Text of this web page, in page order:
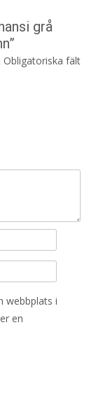
grå
Obligatoriska fält
webbplats i
en